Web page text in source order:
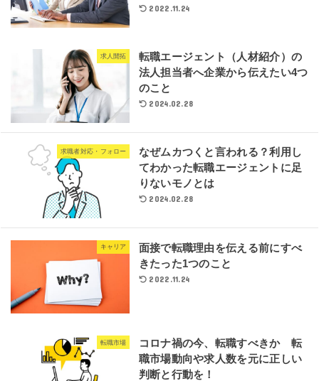
2022.11.24
求人開拓
転職エージェント（人材紹介）の
法人担当者へ企業から伝えたい4つ
のこと
2024.02.28
求職者対応・フォロー
なぜムカつくと言われる？利用し
てわかった転職エージェントに足
りないモノとは
2024.02.28
キャリア
面接で転職理由を伝える前にすべ
きたった1つのこと
2022.11.24
転職市場
コロナ禍の今、転職すべきか 転
職市場動向や求人数を元に正しい
判断と行動を！